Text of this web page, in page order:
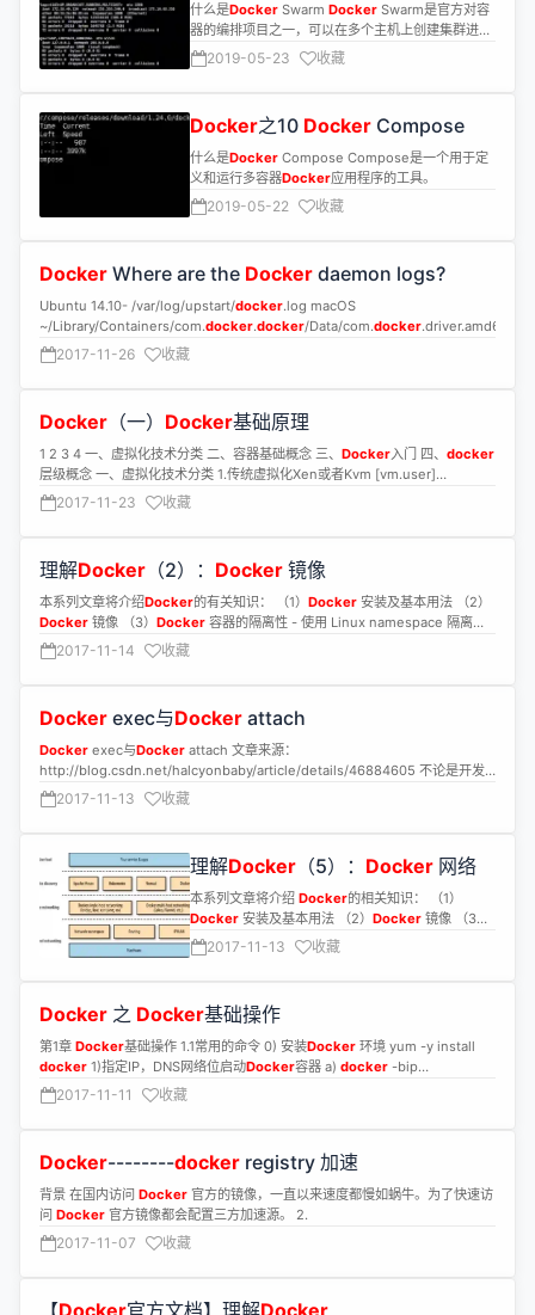
什么是Docker Swarm Docker Swarm是官方对容
器的编排项目之一，可以在多个主机上创建集群进行
容器服务的统一管理。Swarm的架构中的角色为
Manager及Worker。
2019-05-23 收藏
Docker之10 Docker Compose
什么是Docker Compose Compose是一个用于定
义和运行多容器Docker应用程序的工具。
2019-05-22 收藏
Docker Where are the Docker daemon logs?
Ubuntu 14.10- /var/log/upstart/docker.log macOS
~/Library/Containers/com.docker.docker/Data/com.docker.driver.amd64
2017-11-26 收藏
Docker （一） Docker基础原理
1 2 3 4 一、虚拟化技术分类 二、容器基础概念 三、 Docker入门 四、 docker
层级概念 一、虚拟化技术分类 1.传统虚拟化Xen或者Kvm [vm.user]
[vm.kern]....
2017-11-23 收藏
理解Docker （2）： Docker 镜像
本系列文章将介绍Docker的有关知识： （1） Docker 安装及基本用法 （2）
Docker 镜像 （3） Docker 容器的隔离性 - 使用 Linux namespace 隔离容
器的运行环境 （
2017-11-14 收藏
Docker exec与Docker attach
Docker exec与Docker attach 文章来源：
http://blog.csdn.net/halcyonbaby/article/details/46884605 不论是开发
者是运维人员，
2017-11-13 收藏
理解Docker （5）： Docker 网络
本系列文章将介绍 Docker的相关知识： （1）
Docker 安装及基本用法 （2） Docker 镜像 （3）
Docker 容器的隔离性 - 使用 Linux namespace 隔
离容器的运行环境
2017-11-13 收藏
Docker 之 Docker基础操作
第1章 Docker基础操作 1.1常用的命令 0) 安装Docker 环境 yum -y install
docker 1)指定IP，DNS网络位启动Docker容器 a) docker -bip
192.168.6.233
2017-11-11 收藏
Docker--------docker registry 加速
背景 在国内访问 Docker 官方的镜像，一直以来速度都慢如蜗牛。为了快速访
问 Docker 官方镜像都会配置三方加速源。 2.
2017-11-07 收藏
【Docker官方文档】理解Docker